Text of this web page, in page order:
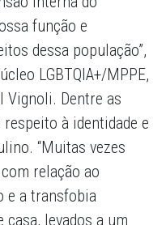
função e
dessa população”,
LGBTQIA+/MPPE,
Vignoli. Dentre as
à identidade e
“Muitas vezes
relação ao
e a transfobia
levados a um